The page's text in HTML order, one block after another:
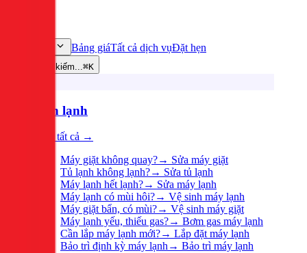
Bảng giáTất cả dịch vụĐặt hẹn
Tìm kiếm...⌘K
Điện lạnh
Xem tất cả →
Máy giặt không quay?→ Sửa máy giặt
Tủ lạnh không lạnh?→ Sửa tủ lạnh
Máy lạnh hết lạnh?→ Sửa máy lạnh
Máy lạnh có mùi hôi?→ Vệ sinh máy lạnh
Máy giặt bẩn, có mùi?→ Vệ sinh máy giặt
Máy lạnh yếu, thiếu gas?→ Bơm gas máy lạnh
Cần lắp máy lạnh mới?→ Lắp đặt máy lạnh
Bảo trì định kỳ máy lạnh→ Bảo trì máy lạnh